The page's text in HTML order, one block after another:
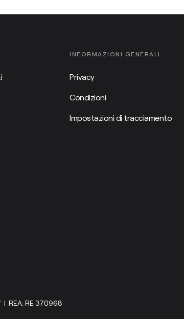
INFORMAZIONI GENERALI
Privacy
Condizioni
Impostazioni di tracciamento
REA: RE 370968